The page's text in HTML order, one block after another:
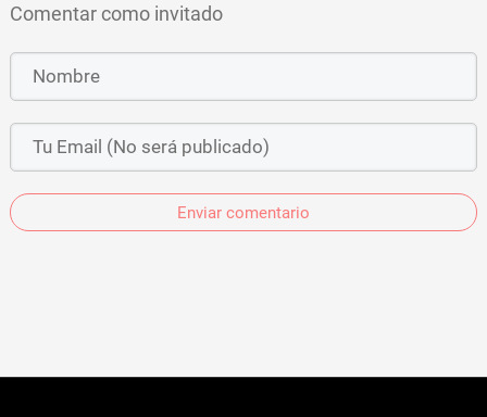
Comentar como invitado
Enviar comentario